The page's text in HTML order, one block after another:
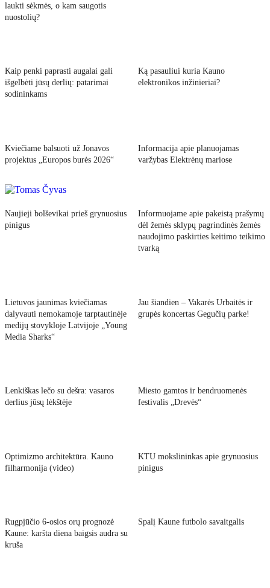
laukti sėkmės, o kam saugotis
nuostolių?
Kaip penki paprasti augalai gali
išgelbėti jūsų derlių: patarimai
sodininkams
Ką pasauliui kuria Kauno
elektronikos inžinieriai?
Kviečiame balsuoti už Jonavos
projektus „Europos burės 2026“
Informacija apie planuojamas
varžybas Elektrėnų mariose
Naujieji bolševikai prieš grynuosius
pinigus
Informuojame apie pakeistą prašymų
dėl žemės sklypų pagrindinės žemės
naudojimo paskirties keitimo teikimo
tvarką
Lietuvos jaunimas kviečiamas
dalyvauti nemokamoje tarptautinėje
medijų stovykloje Latvijoje „Young
Media Sharks“
Jau šiandien – Vakarės Urbaitės ir
grupės koncertas Gegučių parke!
Lenkiškas lečo su dešra: vasaros
derlius jūsų lėkštėje
Miesto gamtos ir bendruomenės
festivalis „Drevės“
Optimizmo architektūra. Kauno
filharmonija (video)
KTU mokslininkas apie grynuosius
pinigus
Rugpjūčio 6-osios orų prognozė
Kaune: karšta diena baigsis audra su
kruša
Spalį Kaune futbolo savaitgalis